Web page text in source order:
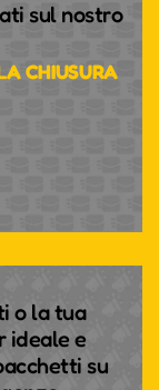
sul nostro
CHIUSURA
o la tua
ideale e
su